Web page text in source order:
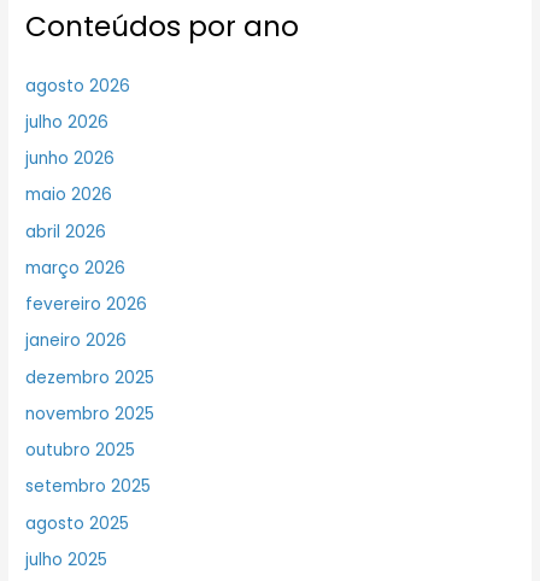
Conteúdos por ano
agosto 2026
julho 2026
junho 2026
maio 2026
abril 2026
março 2026
fevereiro 2026
janeiro 2026
dezembro 2025
novembro 2025
outubro 2025
setembro 2025
agosto 2025
julho 2025